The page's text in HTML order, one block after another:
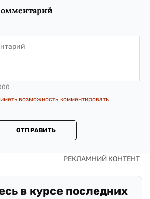
возможность комментировать
ОТПРАВИТЬ
в курсе последних